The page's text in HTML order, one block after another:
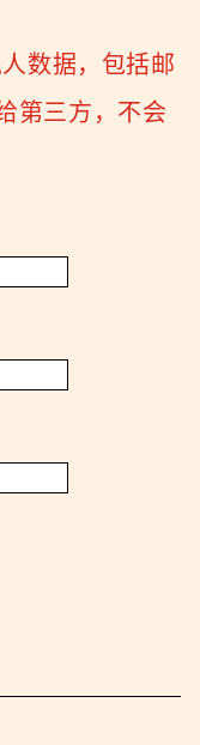
数据，包括邮
第三方，不会